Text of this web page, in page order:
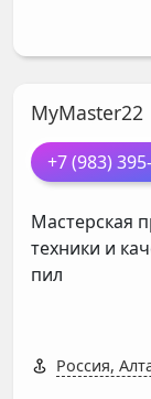
MyMaster22
+7 (983)
Мастерская
техники и
пил
Россия,